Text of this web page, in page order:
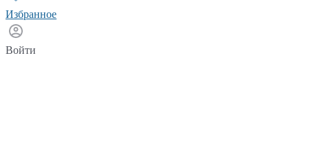
Избранное
Войти